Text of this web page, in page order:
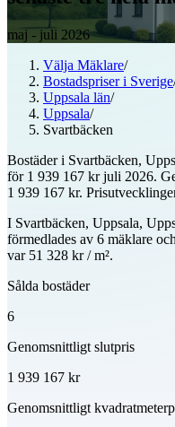
maj - juli 2026
Välja Mäklare/
Bostadspriser i Sverige
Uppsala län/
Uppsala/
Svartbäcken
Bostäder i Svartbäcken,
för 1 939 167 kr juli 2026.
1 939 167 kr.
I Svartbäcken, Uppsala,
förmedlades av 6 mäklare
var 51 328 kr / m².
Sålda bostäder
6
Genomsnittligt slutpris
1 939 167 kr
Genomsnittligt